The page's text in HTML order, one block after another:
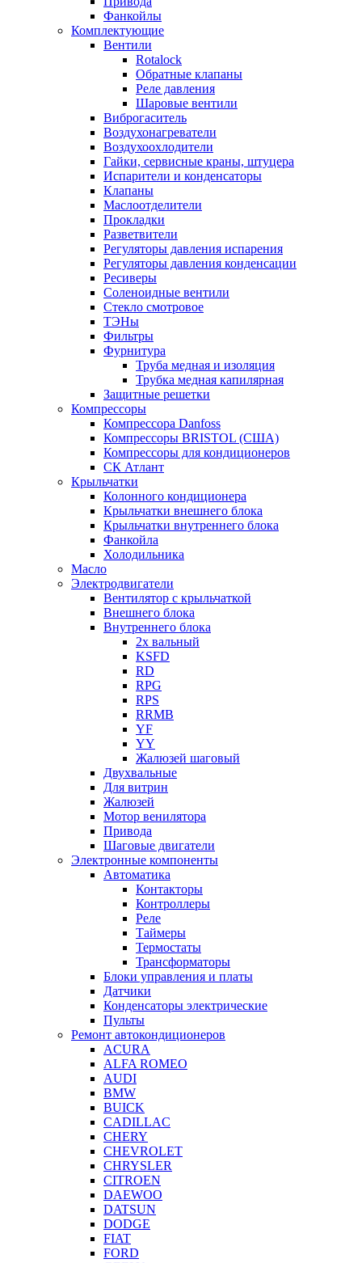
Фанкойлы
Комплектующие
Вентили
Rotalock
Обратные клапаны
Реле давления
Шаровые вентили
Виброгаситель
Воздухонагреватели
Воздухоохлодители
Гайки, сервисные краны, штуцера
Испарители и конденсаторы
Клапаны
Маслоотделители
Прокладки
Разветвители
Регуляторы давления испарения
Регуляторы давления конденсации
Ресиверы
Соленоидные вентили
Стекло смотровое
ТЭНы
Фильтры
Фурнитура
Труба медная и изоляция
Трубка медная капилярная
Защитные решетки
Компрессоры
Компрессора Danfoss
Компрессоры BRISTOL (США)
Компрессоры для кондиционеров
СК Атлант
Крыльчатки
Колонного кондиционера
Крыльчатки внешнего блока
Крыльчатки внутреннего блока
Фанкойла
Холодильника
Масло
Электродвигатели
Вентилятор с крыльчаткой
Внешнего блока
Внутреннего блока
2х вальный
KSFD
RD
RPG
RPS
RRMB
YF
YY
Жалюзей шаговый
Двухвальные
Для витрин
Жалюзей
Мотор венилятора
Привода
Шаговые двигатели
Электронные компоненты
Автоматика
Контакторы
Контроллеры
Реле
Таймеры
Термостаты
Трансформаторы
Блоки управления и платы
Датчики
Конденсаторы электрические
Пульты
Ремонт автокондиционеров
ACURA
ALFA ROMEO
AUDI
BMW
BUICK
CADILLAC
CHERY
CHEVROLET
CHRYSLER
CITROEN
DAEWOO
DATSUN
DODGE
FIAT
FORD